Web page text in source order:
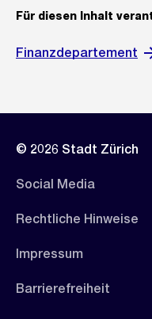
Für diesen Inhalt
Finanzdepartement
© 2026 Stadt Zürich
Social Media
Rechtliche Hinweise
Impressum
Barrierefreiheit